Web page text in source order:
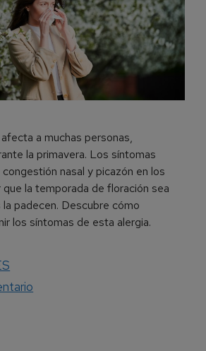
a muchas personas,
la primavera. Los síntomas
nasal y picazón en los
la temporada de floración sea
padecen. Descubre cómo
los síntomas de esta alergia.